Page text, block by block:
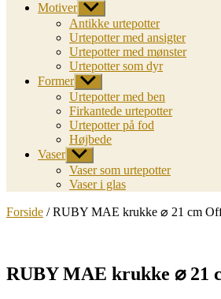
Motiver Vis
undermenu
Antikke urtepotter
Urtepotter med ansigter
Urtepotter med mønster
Urtepotter som dyr
Former Vis
undermenu
Urtepotter med ben
Firkantede urtepotter
Urtepotter på fod
Højbede
Vaser Vis
undermenu
Vaser som urtepotter
Vaser i glas
Forside / RUBY MAE krukke ⌀ 21 cm
RUBY MAE krukke ⌀ 21